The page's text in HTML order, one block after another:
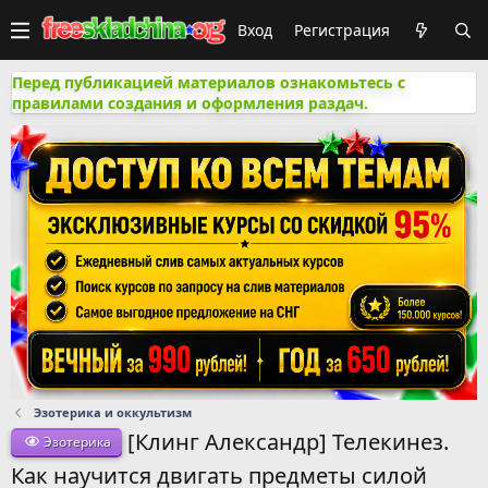
Вход Регистрация
Перед публикацией материалов ознакомьтесь с
правилами создания и оформления раздач.
Эзотерика и оккультизм
Эзотерика
[Клинг Александр] Телекинез.
Как научится двигать предметы силой